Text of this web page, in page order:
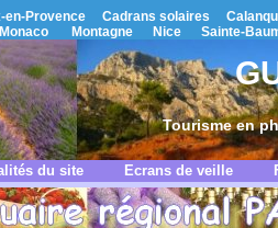
en-Provence Cadrans solaires
Monaco
Montagne Nice Sainte-
Tourisme en
du site Ecrans de veille